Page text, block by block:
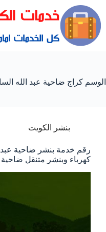
الوسم كراج ضاحية عبد الله
بنشر الكويت
كهرباء وبنشر متنقل ضاحية